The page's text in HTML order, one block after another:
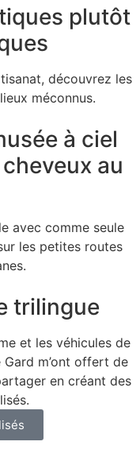
plutôt
découvrez les
méconnus.
à ciel
au
avec comme seule
les petites routes
trilingue
et les véhicules de
m’ont offert de
en créant des